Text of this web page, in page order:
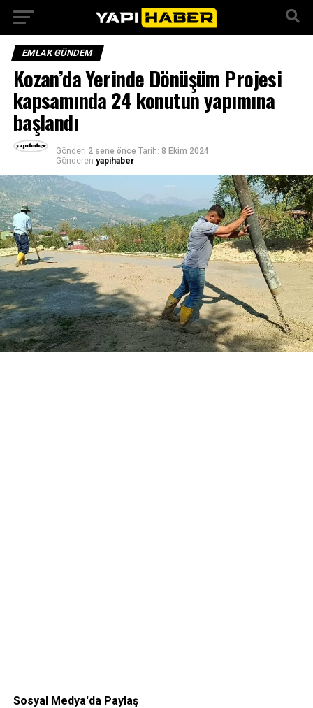
EMLAK GÜNDEM
Kozan’da Yerinde Dönüşüm Projesi
kapsamında 24 konutun yapımına
başlandı
Gönderi 2 sene önce Tarih: 8 Ekim 2024
Gönderen yapihaber
Sosyal Medya'da Paylaş